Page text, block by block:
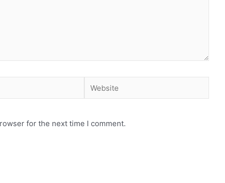
Website
for the next time I comment.